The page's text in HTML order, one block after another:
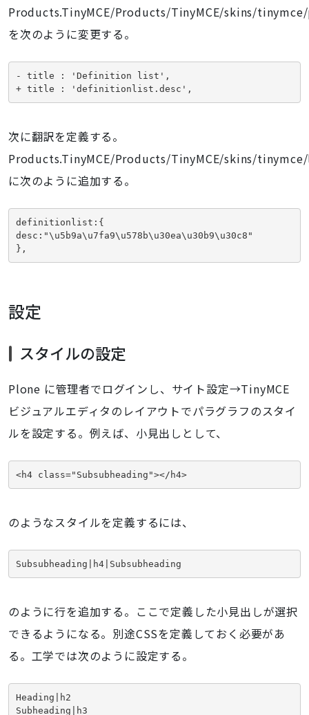
Products.TinyMCE/Products/TinyMCE/skins/
を次のように変更する。
- title : 'Definition list',
+ title : 'definitionlist.desc',
次に翻訳を定義する。
Products.TinyMCE/Products/TinyMCE/skins/
に次のように追加する。
definitionlist:{
desc:"\u5b9a\u7fa9\u578b\u30ea\u30b9\u30c8"
},
設定
スタイルの設定
Plone に管理者でログインし、サイト設定→TinyMCE
ビジュアルエディタのレイアウトでパラグラフのスタイ
ルを設定する。例えば、小見出しとして、
<h4 class="Subsubheading"></h4>
のようなスタイルを定義するには、
Subsubheading|h4|Subsubheading
のように行を追加する。ここで定義した小見出しが選択
できるようになる。別途CSSを定義しておく必要があ
る。工学では次のように設定する。
Heading|h2
Subheading|h3